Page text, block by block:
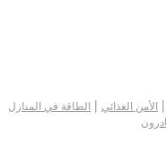
| الأمن الغذائي | الطاقة في المنازل